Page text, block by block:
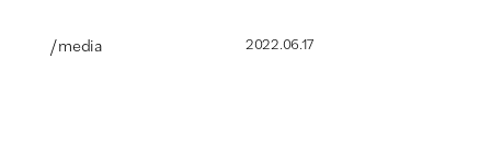
/ media 2022.06.17